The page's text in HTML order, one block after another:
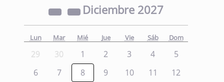
Diciembre 2027
Lun Mar Mié Jue Vie Sáb Dom
29 30 1 2 3 4
5
6
7 8 9 10 11
12